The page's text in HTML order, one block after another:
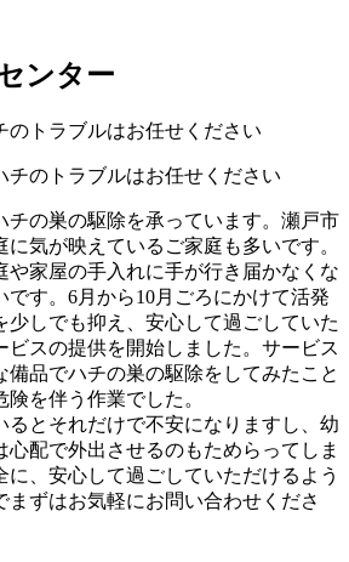
ンター
のトラブルはお任せください
チの巣の駆除を承っています。瀬戸市
気が映えているご家庭も多いです。
や家屋の手入れに手が行き届かなくな
です。6月から10月ごろにかけて活発
少しでも抑え、安心して過ごしていた
ビスの提供を開始しました。サービス
備品でハチの巣の駆除をしてみたこと
を伴う作業でした。
るとそれだけで不安になりますし、幼
心配で外出させるのもためらってしま
に、安心して過ごしていただけるよう
まずはお気軽にお問い合わせくださ